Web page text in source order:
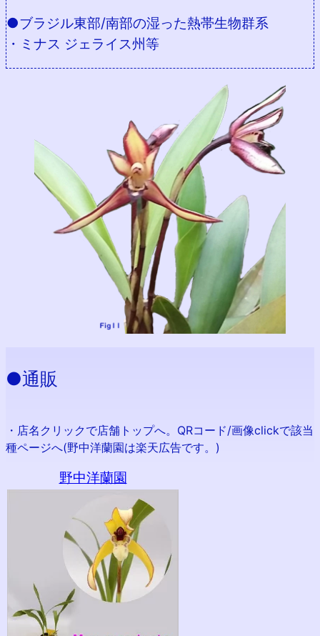
●ブラジル東部/南部の湿った熱帯生物群系
・ミナス ジェライス州等
●通販
・店名クリックで店舗トップへ。QRコード/画像clickで該当
種ページへ(野中洋蘭園は楽天広告です。)
野中洋蘭園